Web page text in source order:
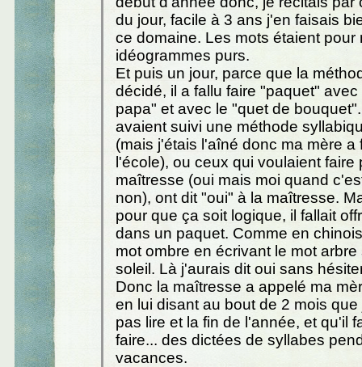
du jour, facile à 3 ans j'en faisais
ce domaine. Les mots étaient pour
idéogrammes purs.
Et puis un jour, parce que la
décidé, il a fallu faire "paquet"
papa" et avec le "quet de
avaient suivi une méthode
(mais j'étais l'aîné donc ma mère a
l'école), ou ceux qui voulaient faire
maîtresse (oui mais moi quand
non), ont dit "oui" à la maîtresse.
pour que ça soit logique, il fallait
dans un paquet. Comme en
mot ombre en écrivant le mot
soleil. Là j'aurais dit oui sans
Donc la maîtresse a appelé ma
en lui disant au bout de 2 mois
pas lire et la fin de l'année, et qu'il
faire... des dictées de syllabes
vacances.